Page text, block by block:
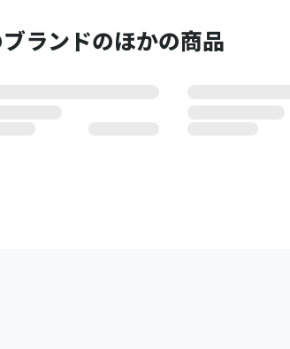
ランドのほかの商品